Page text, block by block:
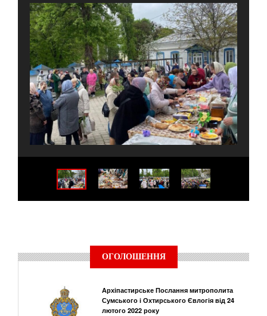
ОГОЛОШЕННЯ
Архіпастирське Послання митрополита
Сумського і Охтирського Євлогія від 24
лютого 2022 року